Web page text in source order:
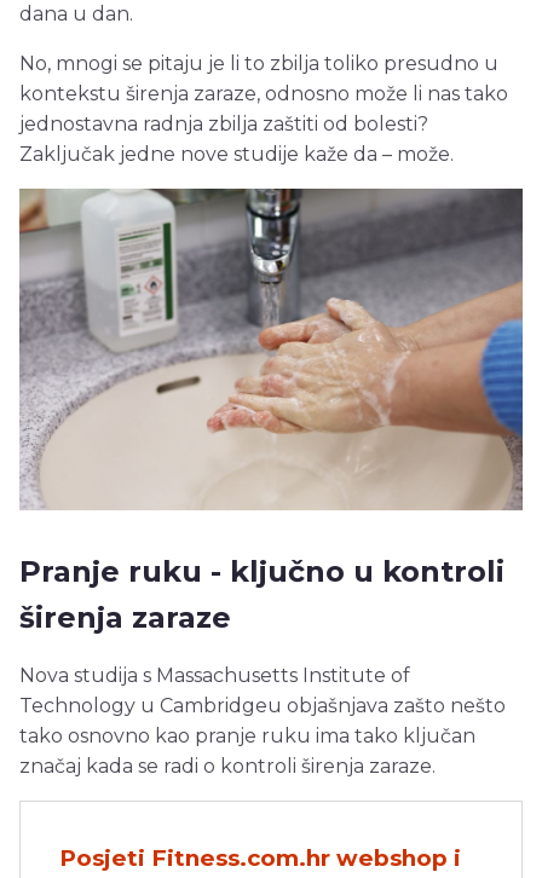
dana u dan.
No, mnogi se pitaju je li to zbilja toliko presudno u
kontekstu širenja zaraze, odnosno može li nas tako
jednostavna radnja zbilja zaštiti od bolesti?
Zaključak jedne nove studije kaže da – može.
Pranje ruku - ključno u kontroli
širenja zaraze
Nova studija s Massachusetts Institute of
Technology u Cambridgeu objašnjava zašto nešto
tako osnovno kao pranje ruku ima tako ključan
značaj kada se radi o kontroli širenja zaraze.
Posjeti Fitness.com.hr webshop i